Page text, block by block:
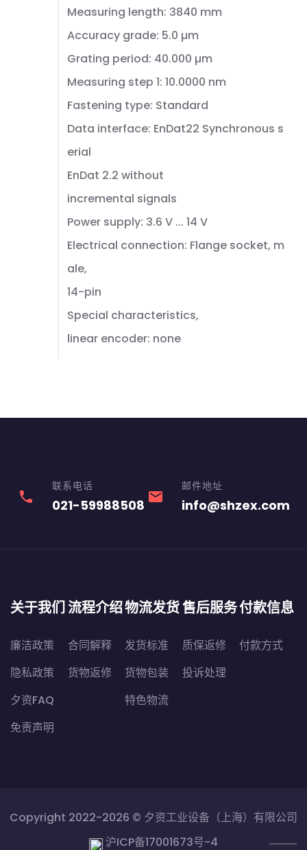
Measuring length: 3840 mm
Accuracy grade: 5.0 µm
Grating period: 40.000 µm
Measuring step 1: 10.0000 nm
Fastening type: Standard
Data interface: EnDat22 Synchronous s
erial
EnDat 2.2 without
incremental signals
Power supply: 3.6 V ... 14 V
Electrical connection: Flange socket, m
ale,
14-pin
Special characteristics,
linear encoder: none
phone
联系电话
021-59988508 email
邮件地址
info@shzex.com
关于我们
廉洁政策
隐私政策
夕资FAQ
免责声明
流程介绍
合同解释
货物返修
物流发货
发货标准
货物包装
特色物流
售后服务
质保返修
投诉处理
付款信息
付款方式
Copyright 2022-2026 © 夕资工业设备（上海）有限公司
沪ICP备17001673号-4